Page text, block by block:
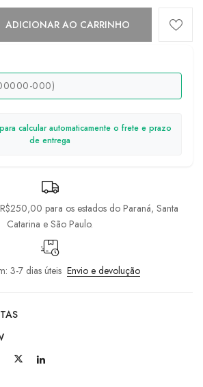
ADICIONAR AO CARRINHO
calcular automaticamente o frete e prazo
de entrega
para os estados do Paraná, Santa
Catarina e São Paulo.
3-7 dias úteis Envio e devolução